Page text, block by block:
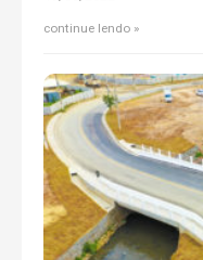
continue lendo